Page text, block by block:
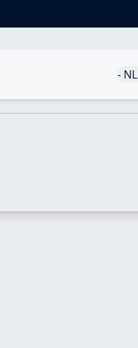
- NL